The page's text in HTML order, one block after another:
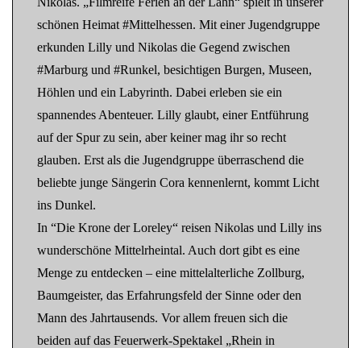
schönen Heimat #Mittelhessen. Mit einer Jugendgruppe
erkunden Lilly und Nikolas die Gegend zwischen
#Marburg und #Runkel, besichtigen Burgen, Museen,
Höhlen und ein Labyrinth. Dabei erleben sie ein
spannendes Abenteuer. Lilly glaubt, einer Entführung
auf der Spur zu sein, aber keiner mag ihr so recht
glauben. Erst als die Jugendgruppe überraschend die
beliebte junge Sängerin Cora kennenlernt, kommt Licht
ins Dunkel.
In “Die Krone der Loreley“ reisen Nikolas und Lilly ins
wunderschöne Mittelrheintal. Auch dort gibt es eine
Menge zu entdecken – eine mittelalterliche Zollburg,
Baumgeister, das Erfahrungsfeld der Sinne oder den
Mann des Jahrtausends. Vor allem freuen sich die
beiden auf das Feuerwerk-Spektakel „Rhein in